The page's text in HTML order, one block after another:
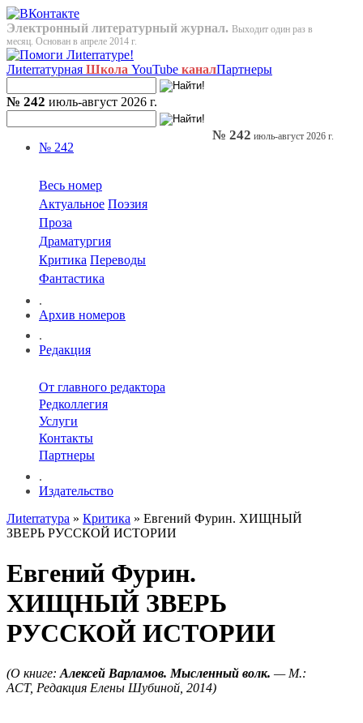
Электронный литературный журнал. Выходит один раз в
месяц. Основан в апреле 2014 г.
Лиterraтурная Школа YouTube каналПартнеры
№ 242 июль-август 2026 г.
№ 242
Весь номер
Актуальное Поэзия
Проза
Драматургия
Критика Переводы
Фантастика
.
Архив номеров
.
Редакция
От главного редактора
Редколлегия
Услуги
Контакты
Партнеры
.
Издательство
№ 242 июль-август 2026 г.
Лиterraтура » Критика » Евгений Фурин. ХИЩНЫЙ
ЗВЕРЬ РУССКОЙ ИСТОРИИ
Евгений Фурин.
ХИЩНЫЙ ЗВЕРЬ
РУССКОЙ ИСТОРИИ
(О книге: Алексей Варламов. Мысленный волк. — М.:
АСТ, Редакция Елены Шубиной, 2014)